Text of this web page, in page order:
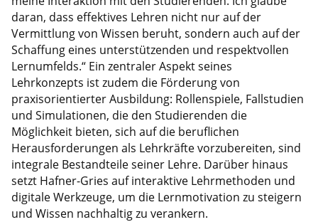
daran, dass effektives Lehren nicht nur auf der
Vermittlung von Wissen beruht, sondern auch auf der
Schaffung eines unterstützenden und respektvollen
Lernumfelds.“ Ein zentraler Aspekt seines
Lehrkonzepts ist zudem die Förderung von
praxisorientierter Ausbildung: Rollenspiele, Fallstudien
und Simulationen, die den Studierenden die
Möglichkeit bieten, sich auf die beruflichen
Herausforderungen als Lehrkräfte vorzubereiten, sind
integrale Bestandteile seiner Lehre. Darüber hinaus
setzt Hafner-Gries auf interaktive Lehrmethoden und
digitale Werkzeuge, um die Lernmotivation zu steigern
und Wissen nachhaltig zu verankern.